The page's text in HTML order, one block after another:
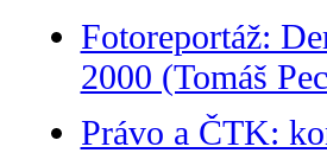
Fotoreportáž:
2000 (Tomáš
Právo a ČTK: